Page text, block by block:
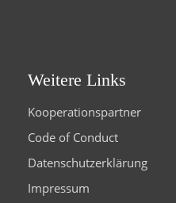
Weitere Links
Kooperationspartner
Code of Conduct
Datenschutzerklärung
Impressum